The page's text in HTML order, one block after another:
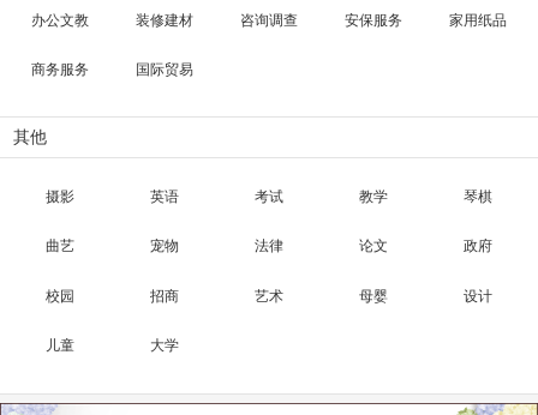
办公文教 装修建材 咨询调查 安保服务 家用纸品
商务服务 国际贸易
其他
摄影 英语 考试 教学 琴棋
曲艺 宠物 法律 论文 政府
校园 招商 艺术 母婴 设计
儿童 大学